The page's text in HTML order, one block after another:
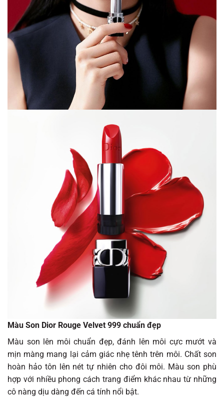
Màu Son Dior Rouge Velvet 999 chuẩn đẹp
Màu son lên môi chuẩn đẹp, đánh lên môi cực mướt và
mịn màng mang lại cảm giác nhẹ tênh trên môi. Chất son
hoàn hảo tôn lên nét tự nhiên cho đôi môi. Màu son phù
hợp với nhiều phong cách trang điểm khác nhau từ những
cô nàng dịu dàng đến cá tính nổi bật.